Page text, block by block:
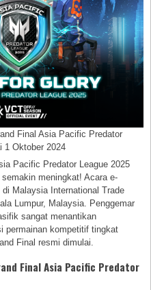
Final Asia Pacific Predator
1 Oktober 2024
Pacific Predator League 2025
meningkat! Acara e-
Malaysia International Trade
Lumpur, Malaysia. Penggemar
sangat menantikan
permainan kompetitif tingkat
Final resmi dimulai.
Final Asia Pacific Predator